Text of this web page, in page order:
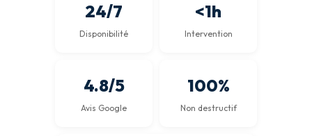
24/7
Disponibilité
<1h
Intervention
4.8/5
Avis Google
100%
Non destructif